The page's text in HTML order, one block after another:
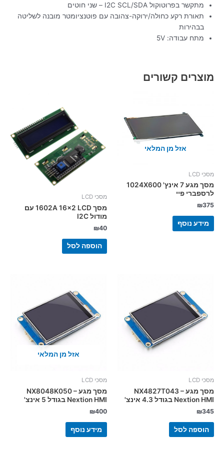
מתקשר בפרוטוקול I2C SCL/SDA – שני חוטים
תאורת רקע כחולה/ירוקה-צהובה עם פוטנציומטר מובנה לשליטה
בבהירות
מתח עבודה: 5V
מוצרים קשורים
אזל מן המלאי
מסכי LCD
מסך מגע 7 אינץ' 1024X600
לרספברי פיי
₪375
מידע נוסף
מסכי LCD
מסך 1602A 16×2 LCD עם
מודול I2C
₪40
הוספה לסל
מסכי LCD
מסך מגע NX4827T043 –
Nextion HMI בגודל 4.3 אינצ'
₪345
הוספה לסל
אזל מן המלאי
מסכי LCD
מסך מגע NX8048K050 –
Nextion HMI בגודל 5 אינצ'
₪400
מידע נוסף